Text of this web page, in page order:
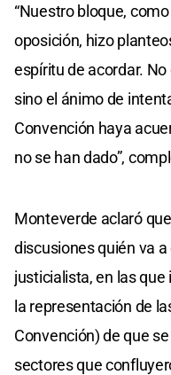
“Nuestro bloque,
oposición, hizo
espíritu de acordar.
sino el ánimo de
Convención haya
no se han dado”,
Monteverde aclaró
discusiones quién va
justicialista, en las
la representación de
Convención) de que
sectores que